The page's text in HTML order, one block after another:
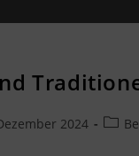
2024